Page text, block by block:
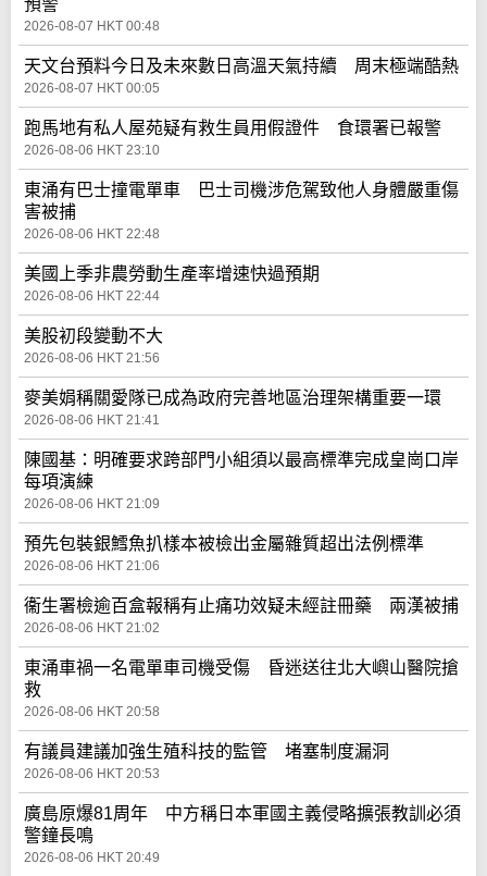
預警
2026-08-07 HKT 00:48
天文台預料今日及未來數日高溫天氣持續 周末極端酷熱
2026-08-07 HKT 00:05
跑馬地有私人屋苑疑有救生員用假證件 食環署已報警
2026-08-06 HKT 23:10
東涌有巴士撞電單車 巴士司機涉危駕致他人身體嚴重傷
害被捕
2026-08-06 HKT 22:48
美國上季非農勞動生產率增速快過預期
2026-08-06 HKT 22:44
美股初段變動不大
2026-08-06 HKT 21:56
麥美娟稱關愛隊已成為政府完善地區治理架構重要一環
2026-08-06 HKT 21:41
陳國基：明確要求跨部門小組須以最高標準完成皇崗口岸
每項演練
2026-08-06 HKT 21:09
預先包裝銀鱈魚扒樣本被檢出金屬雜質超出法例標準
2026-08-06 HKT 21:06
衞生署檢逾百盒報稱有止痛功效疑未經註冊藥 兩漢被捕
2026-08-06 HKT 21:02
東涌車禍一名電單車司機受傷 昏迷送往北大嶼山醫院搶
救
2026-08-06 HKT 20:58
有議員建議加強生殖科技的監管 堵塞制度漏洞
2026-08-06 HKT 20:53
廣島原爆81周年 中方稱日本軍國主義侵略擴張教訓必須
警鐘長鳴
2026-08-06 HKT 20:49